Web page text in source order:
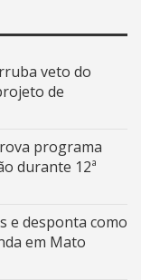
veto do
de
programa
durante 12ª
e desponta como
em Mato